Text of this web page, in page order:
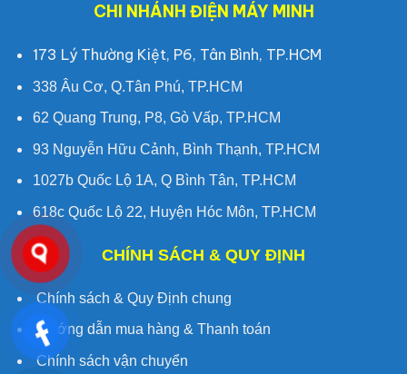
CHI NHÁNH ĐIỆN MÁY MINH
173 Lý Thường Kiệt, P6, Tân Bình, TP.HCM
338 Âu Cơ, Q.Tân Phú, TP.HCM
62 Quang Trung, P8, Gò Vấp, TP.HCM
93 Nguyễn Hữu Cảnh, Bình Thạnh, TP.HCM
1027b Quốc Lộ 1A, Q Bình Tân, TP.HCM
618c Quốc Lộ 22, Huyện Hóc Môn, TP.HCM
CHÍNH SÁCH & QUY ĐỊNH
Chính sách & Quy Định chung
Hướng dẫn mua hàng & Thanh toán
Chính sách vận chuyển